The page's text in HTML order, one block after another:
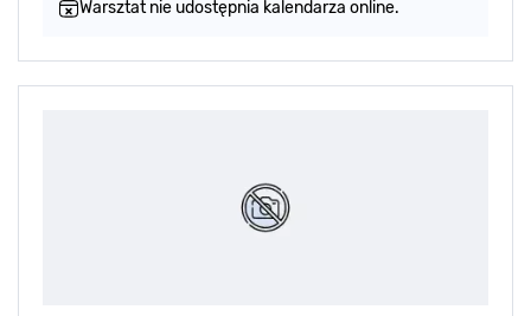
Warsztat nie udostępnia kalendarza online.